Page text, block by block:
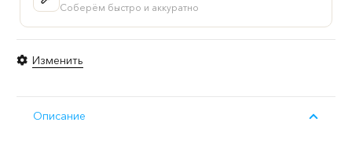
Соберём быстро и аккуратно
Изменить
Описание